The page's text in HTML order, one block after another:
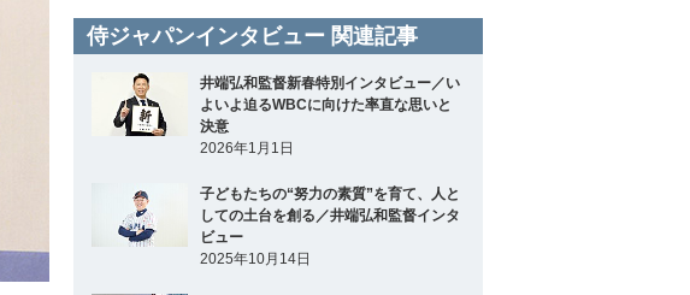
侍ジャパンインタビュー 関連記事
井端弘和監督新春特別インタビュー／い
よいよ迫るWBCに向けた率直な思いと
決意
2026年1月1日
子どもたちの“努力の素質”を育て、人と
しての土台を創る／井端弘和監督インタ
ビュー
2025年10月14日